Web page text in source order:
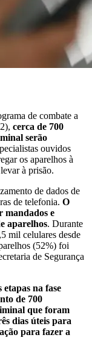
de combate a
cerca de 700
serão
ouvidos
os aparelhos à
à prisão.
de dados de
de telefonia. O
mandados e
aparelhos. Durante
mil celulares desde
(52%) foi
de Segurança
na fase
de 700
que foram
dias úteis para
para fazer a